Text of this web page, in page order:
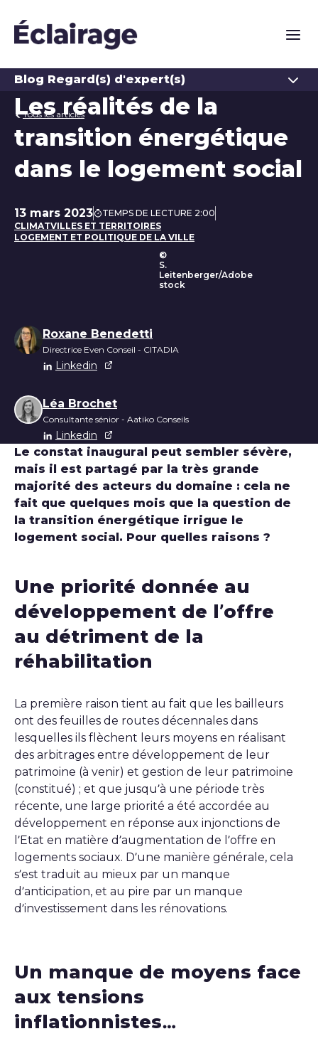
Blog Regard(s) d'expert(s)
Tous les articles
Les réalités de la
transition énergétique
dans le logement social
Date de publication
13 mars 2023
TEMPS DE LECTURE 2:00
CLIMATVILLES ET TERRITOIRES
LOGEMENT ET POLITIQUE DE LA VILLE
©
S.
Leitenberger/Adobe
stock
Liste des auteurs
Roxane Benedetti
Directrice Even Conseil - CITADIA
Linkedin
Léa Brochet
Consultante sénior - Aatiko Conseils
Linkedin
Le constat inaugural peut sembler sévère,
mais il est partagé par la très grande
majorité des acteurs du domaine : cela ne
fait que quelques mois que la question de
la transition énergétique irrigue le
logement social. Pour quelles raisons ?
Une priorité donnée au
développement de l’offre
au détriment de la
réhabilitation
La première raison tient au fait que les bailleurs
ont des feuilles de routes décennales dans
lesquelles ils flèchent leurs moyens en réalisant
des arbitrages entre développement de leur
patrimoine (à venir) et gestion de leur patrimoine
(constitué) ; et que jusqu’à une période très
récente, une large priorité a été accordée au
développement en réponse aux injonctions de
l’Etat en matière d’augmentation de l’offre en
logements sociaux. D’une manière générale, cela
s’est traduit au mieux par un manque
d’anticipation, et au pire par un manque
d’investissement dans les rénovations.
Un manque de moyens face
aux tensions
inflationnistes…